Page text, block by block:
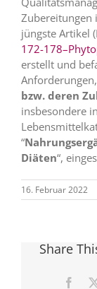
Zubereitungen
jüngste Artikel
172-
erstellt und
bzw. deren
insbesondere
“
Diäten“,
16. Februar 2022
Share